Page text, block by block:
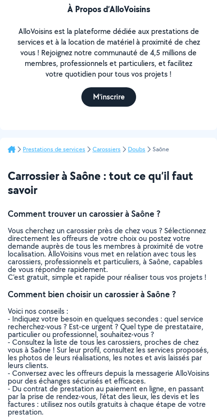
À Propos d’AlloVoisins
AlloVoisins est la plateforme dédiée aux prestations de
services et à la location de matériel à proximité de chez
vous ! Rejoignez notre communauté de 4,5 millions de
membres, professionnels et particuliers, et facilitez
votre quotidien pour tous vos projets !
M'inscrire
Prestations de services Carossiers Doubs Saône
Carrossier à Saône : tout ce qu’il faut
savoir
Comment trouver un carossier à Saône ?
Vous cherchez un carossier près de chez vous ? Sélectionnez
directement les offreurs de votre choix ou postez votre
demande auprès de tous les membres à proximité de votre
localisation. AlloVoisins vous met en relation avec tous les
carossiers, professionnels et particuliers, à Saône, capables
de vous répondre rapidement.
C’est gratuit, simple et rapide pour réaliser tous vos projets !
Comment bien choisir un carossier à Saône ?
Voici nos conseils :
- Indiquez votre besoin en quelques secondes : quel service
recherchez-vous ? Est-ce urgent ? Quel type de prestataire,
particulier ou professionnel, souhaitez-vous ?
- Consultez la liste de tous les carossiers, proches de chez
vous à Saône ! Sur leur profil, consultez les services proposés,
les photos de leurs réalisations, les notes et avis laissés par
leurs clients.
- Conversez avec les offreurs depuis la messagerie AlloVoisins
pour des échanges sécurisés et efficaces.
- Du contrat de prestation au paiement en ligne, en passant
par la prise de rendez-vous, l’état des lieux, les devis et les
factures : utilisez nos outils gratuits à chaque étape de votre
prestation.